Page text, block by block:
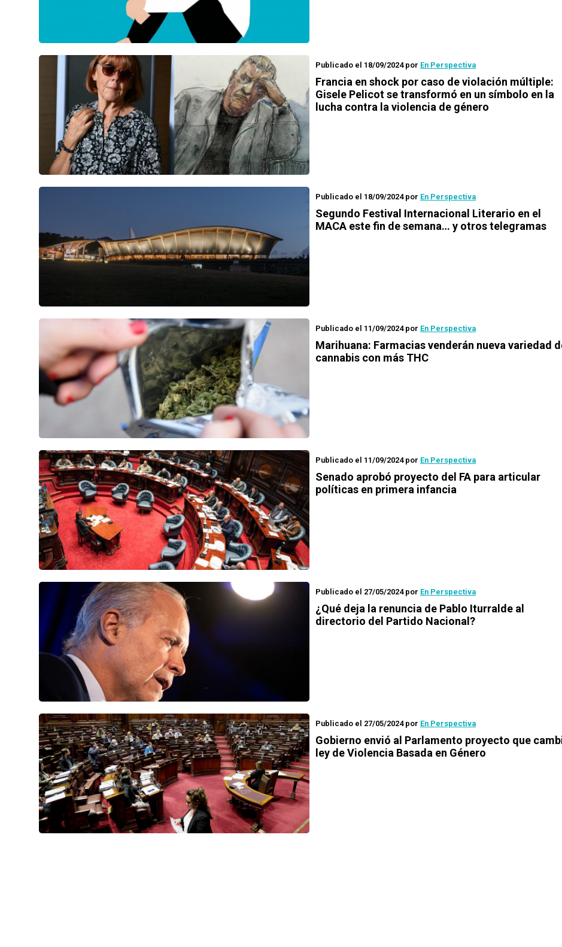
Publicado el 18/09/2024por En Perspectiva
Francia en shock por caso de violación múltiple:
Gisele Pelicot se transformó en un símbolo en la
lucha contra la violencia de género
Publicado el 18/09/2024por En Perspectiva
Segundo Festival Internacional Literario en el
MACA este fin de semana… y otros telegramas
Publicado el 11/09/2024por En Perspectiva
Marihuana: Farmacias venderán nueva variedad
cannabis con más THC
Publicado el 11/09/2024por En Perspectiva
Senado aprobó proyecto del FA para articular
políticas en primera infancia
Publicado el 27/05/2024por En Perspectiva
¿Qué deja la renuncia de Pablo Iturralde al
directorio del Partido Nacional?
Publicado el 27/05/2024por En Perspectiva
Gobierno envió al Parlamento proyecto que
ley de Violencia Basada en Género